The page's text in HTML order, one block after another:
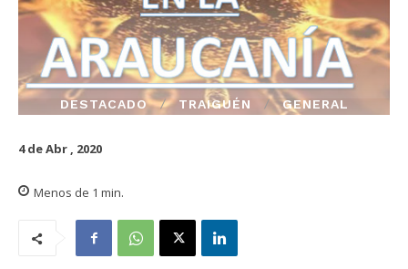
DESTACADO TRAIGUÉN GENERAL
4 de Abr , 2020
Menos de 1 min.